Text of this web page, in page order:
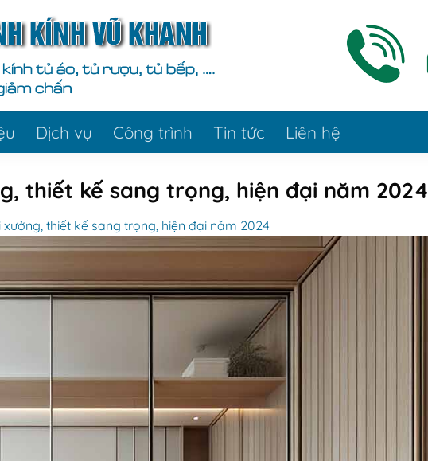
Dịch vụ Công trình Tin tức Liên hệ
thiết kế sang trọng, hiện đại năm 2024
thiết kế sang trọng, hiện đại năm 2024